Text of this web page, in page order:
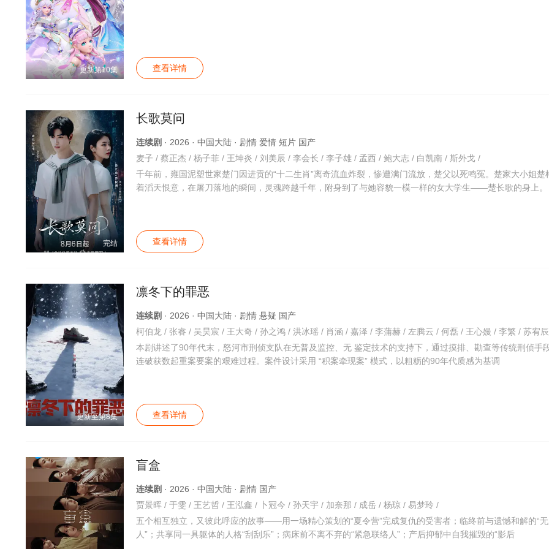
更新第10集 查看详情
完结
长歌莫问
连续剧 · 2026 · 中国大陆 · 剧情 爱情 短片 国产
麦子 / 蔡正杰 / 杨子菲 / 王坤炎 / 刘美辰 / 李会长 / 李子雄 / 孟西 / 鲍大志 / 白凯南 / 斯外戈 /
千年前，雍国泥塑世家楚门因进贡的“十二生肖”离奇流血炸裂，惨遭满门流放，楚父以死鸣冤。楚家大小姐楚
着滔天恨意，在屠刀落地的瞬间，灵魂跨越千年，附身到了与她容貌一模一样的女大学生——楚长歌的身上。
查看详情
更新至第8集
凛冬下的罪恶
连续剧 · 2026 · 中国大陆 · 剧情 悬疑 国产
本剧讲述了90年代末，怒河市刑侦支队在无普及监控、无 鉴定技术的支持下，通过摸排、勘查等传统刑侦手
连破获数起重案要案的艰难过程。案件设计采用 “积案牵现案” 模式，以粗粝的90年代质感为基调
查看详情
盲盒
连续剧 · 2026 · 中国大陆 · 剧情 国产
贾景晖 / 于雯 / 王艺哲 / 王泓鑫 / 卜冠今 / 孙天宇 / 加奈那 / 成岳 / 杨琼 / 易梦玲 /
五个相互独立，又彼此呼应的故事——用一场精心策划的“夏令营”完成复仇的受害者；临终前与遗憾和解的“
人”；共享同一具躯体的人格“刮刮乐”；病床前不离不弃的“紧急联络人”；产后抑郁中自我摧毁的“影后